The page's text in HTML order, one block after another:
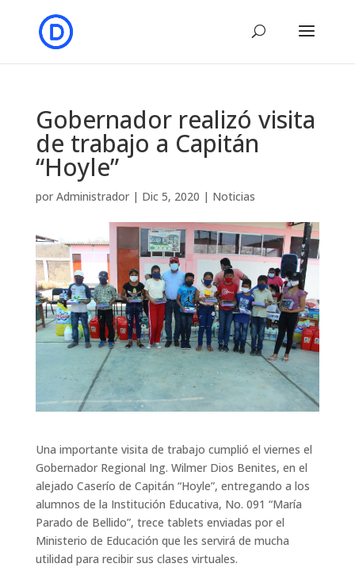
Gobernador realizó visita
de trabajo a Capitán
“Hoyle”
por Administrador| Dic 5, 2020 | Noticias
Una importante visita de trabajo cumplió el viernes el
Gobernador Regional Ing. Wilmer Dios Benites, en el
alejado Caserío de Capitán “Hoyle”, entregando a los
alumnos de la Institución Educativa, No. 091 “María
Parado de Bellido”, trece tablets enviadas por el
Ministerio de Educación que les servirá de mucha
utilidad para recibir sus clases virtuales.